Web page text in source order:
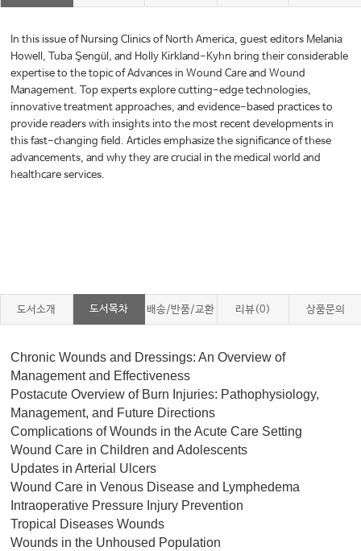
In this issue of Nursing Clinics of North America, guest editors Melania
Howell, Tuba Şengül, and Holly Kirkland-Kyhn bring their considerable
expertise to the topic of Advances in Wound Care and Wound
Management. Top experts explore cutting-edge technologies,
innovative treatment approaches, and evidence-based practices to
provide readers with insights into the most recent developments in
this fast-changing field. Articles emphasize the significance of these
advancements, and why they are crucial in the medical world and
healthcare services.
도서소개 도서목차 배송/반품/교환 리뷰(0) 상품문의
Chronic Wounds and Dressings: An Overview of
Management and Effectiveness
Postacute Overview of Burn Injuries: Pathophysiology,
Management, and Future Directions
Complications of Wounds in the Acute Care Setting
Wound Care in Children and Adolescents
Updates in Arterial Ulcers
Wound Care in Venous Disease and Lymphedema
Intraoperative Pressure Injury Prevention
Tropical Diseases Wounds
Wounds in the Unhoused Population